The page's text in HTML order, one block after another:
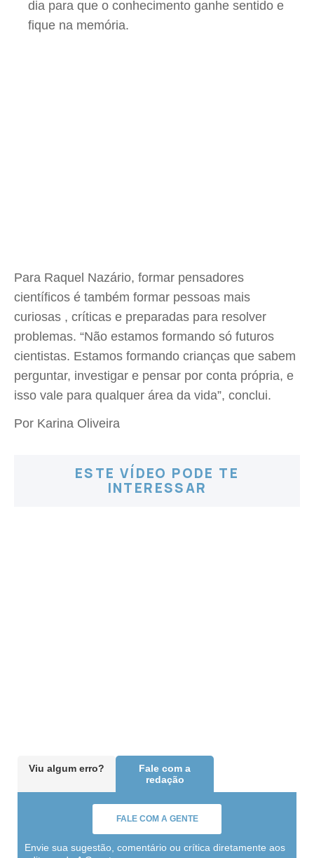
dia para que o conhecimento ganhe sentido e
fique na memória.
Para Raquel Nazário, formar pensadores
científicos é também formar pessoas mais
curiosas , críticas e preparadas para resolver
problemas. “Não estamos formando só futuros
cientistas. Estamos formando crianças que sabem
perguntar, investigar e pensar por conta própria, e
isso vale para qualquer área da vida”, conclui.
Por Karina Oliveira
ESTE VÍDEO PODE TE
INTERESSAR
Viu algum erro?
Fale com a
redação
FALE COM A GENTE
Envie sua sugestão, comentário ou crítica diretamente aos